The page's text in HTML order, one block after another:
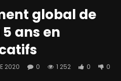
global de
ans en
2020 0 1 252 0 0